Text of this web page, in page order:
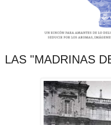
LAS "MADRINAS